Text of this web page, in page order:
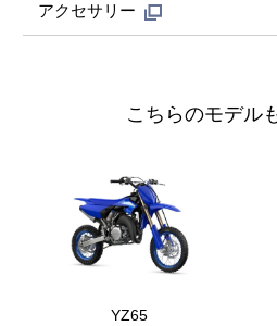
アクセサリー
こちらのモデル
YZ65